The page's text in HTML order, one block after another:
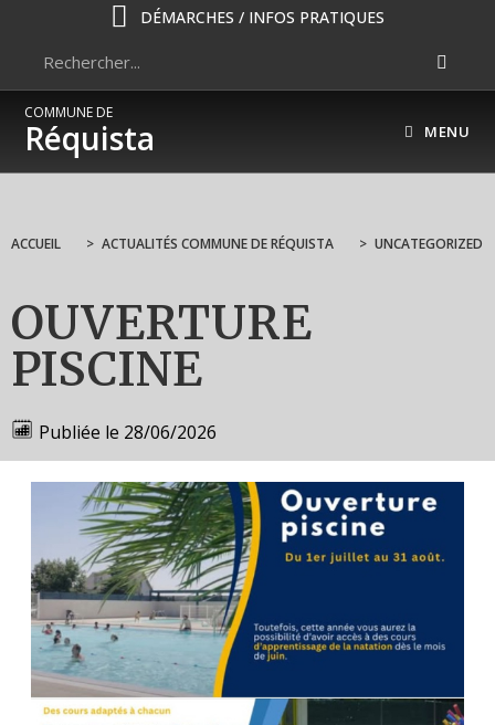
DÉMARCHES / INFOS PRATIQUES
COMMUNE DE
Réquista MENU
ACCUEIL > ACTUALITÉS COMMUNE DE RÉQUISTA > UNCATEGORIZED
OUVERTURE
PISCINE
Publiée le 28/06/2026